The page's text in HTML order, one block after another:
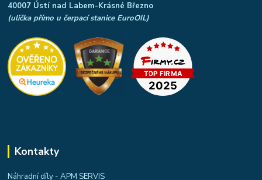
40007 Ústí nad Labem-Krásné Březno
(ulička přímo u čerpací stanice EuroOIL)
Kontakty
Náhradní díly - APM SERVIS